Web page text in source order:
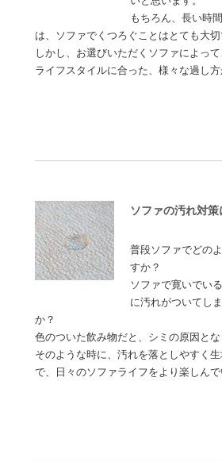
もちろん、長い時
は、ソファでくつろぐことはとても大切
しかし、お選びいただくソファによっ
ライフスタイルに合った、様々な過し
ソファの汚れ対策
普段ソファでどの
すか？
ソファで寛いでい
に汚れがついてし
か？
色のついた飲み物だと、シミの原因とな
そのような時に、汚れを落としやすく
で、日々のソファライフをより楽しん